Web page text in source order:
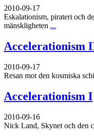
2010-09-17
Eskalationism, pirateri och
mänskligheten ...
Accelerationism
2010-09-17
Resan mot den kosmiska
Accelerationism I
2010-09-16
Nick Land, Skynet och den